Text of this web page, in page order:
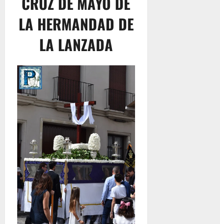
LA HERMANDAD DE
LA LANZADA